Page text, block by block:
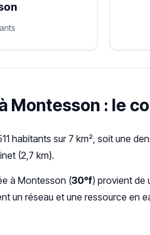
Montesson : le
habitants sur 7 km², soit une
(2,7 km).
à Montesson (30°f) provient de
un réseau et une ressource en